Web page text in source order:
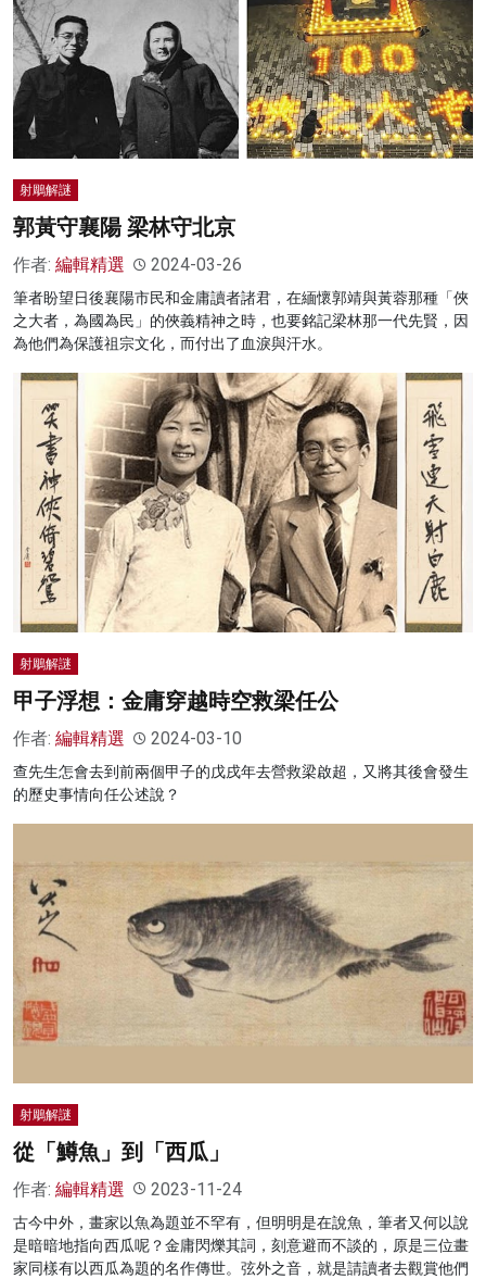
射鵰解謎
郭黃守襄陽 梁林守北京
作者: 編輯精選 2024-03-26
筆者盼望日後襄陽市民和金庸讀者諸君，在緬懷郭靖與黃蓉那種「俠
之大者，為國為民」的俠義精神之時，也要銘記梁林那一代先賢，因
為他們為保護祖宗文化，而付出了血淚與汗水。
射鵰解謎
甲子浮想：金庸穿越時空救梁任公
作者: 編輯精選 2024-03-10
查先生怎會去到前兩個甲子的戊戌年去營救梁啟超，又將其後會發生
的歷史事情向任公述說？
射鵰解謎
從「鱒魚」到「西瓜」
作者: 編輯精選 2023-11-24
古今中外，畫家以魚為題並不罕有，但明明是在說魚，筆者又何以說
是暗暗地指向西瓜呢？金庸閃爍其詞，刻意避而不談的，原是三位畫
家同樣有以西瓜為題的名作傳世。弦外之音，就是請讀者去觀賞他們